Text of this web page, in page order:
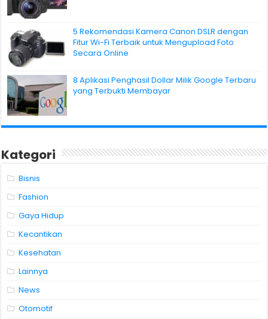
5 Rekomendasi Kamera Canon DSLR dengan
Fitur Wi-Fi Terbaik untuk Mengupload Foto
Secara Online
8 Aplikasi Penghasil Dollar Milik Google Terbaru
yang Terbukti Membayar
Kategori
Bisnis
Fashion
Gaya Hidup
Kecantikan
Kesehatan
Lainnya
News
Otomotif